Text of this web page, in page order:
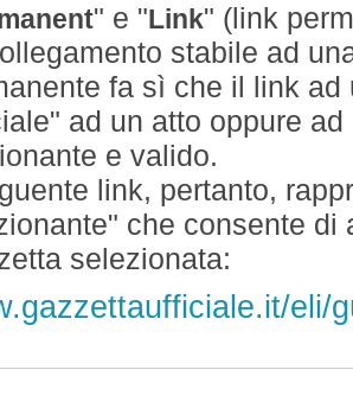
" e " Link" (link
stabile ad
fa sì che il link
ad un atto oppure
e valido.
link, pertanto,
che consente
selezionata:
eli/